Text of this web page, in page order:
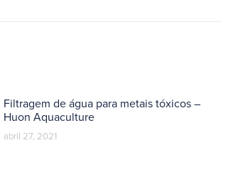
Filtragem de água para metais tóxicos –
Huon Aquaculture
abril 27, 2021